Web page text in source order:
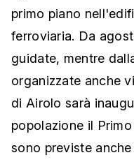
primo piano
ferroviaria. Da
guidate, mentre
organizzate anche
di Airolo sarà
popolazione il
sono previste